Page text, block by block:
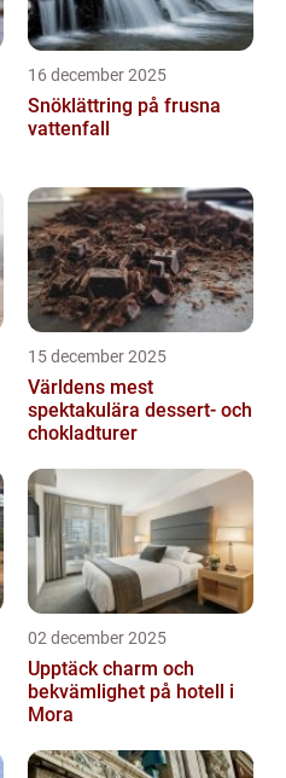
16 december 2025
Snöklättring på frusna
vattenfall
15 december 2025
Världens mest
spektakulära dessert- och
chokladturer
02 december 2025
Upptäck charm och
bekvämlighet på hotell i
Mora